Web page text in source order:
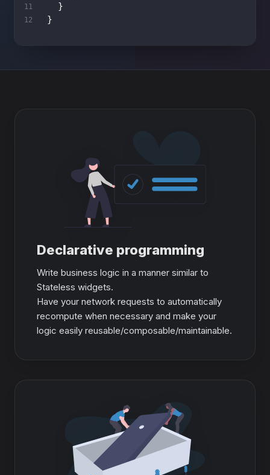
}
}
Declarative programming
Write business logic in a manner similar to
Stateless widgets.
Have your network requests to automatically
recompute when necessary and make your
logic easily reusable/composable/maintainable.